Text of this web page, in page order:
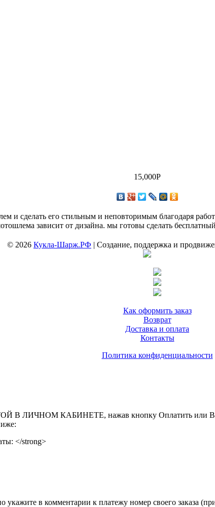
15,000Р
и сделать его стильным и неповторимым благодаря
зависит от дизайна. мы готовы сделать
© 2026 Кукла-Шарж.РФ | Создание, поддержка и
Как оформить заказ
Возврат
Доставка и оплата
Контакты
Политика конфиденциальности
КАБИНЕТЕ, нажав кнопку Оплатить или Внести
</strong>
укажите в комментарии к платежу номер своего заказа